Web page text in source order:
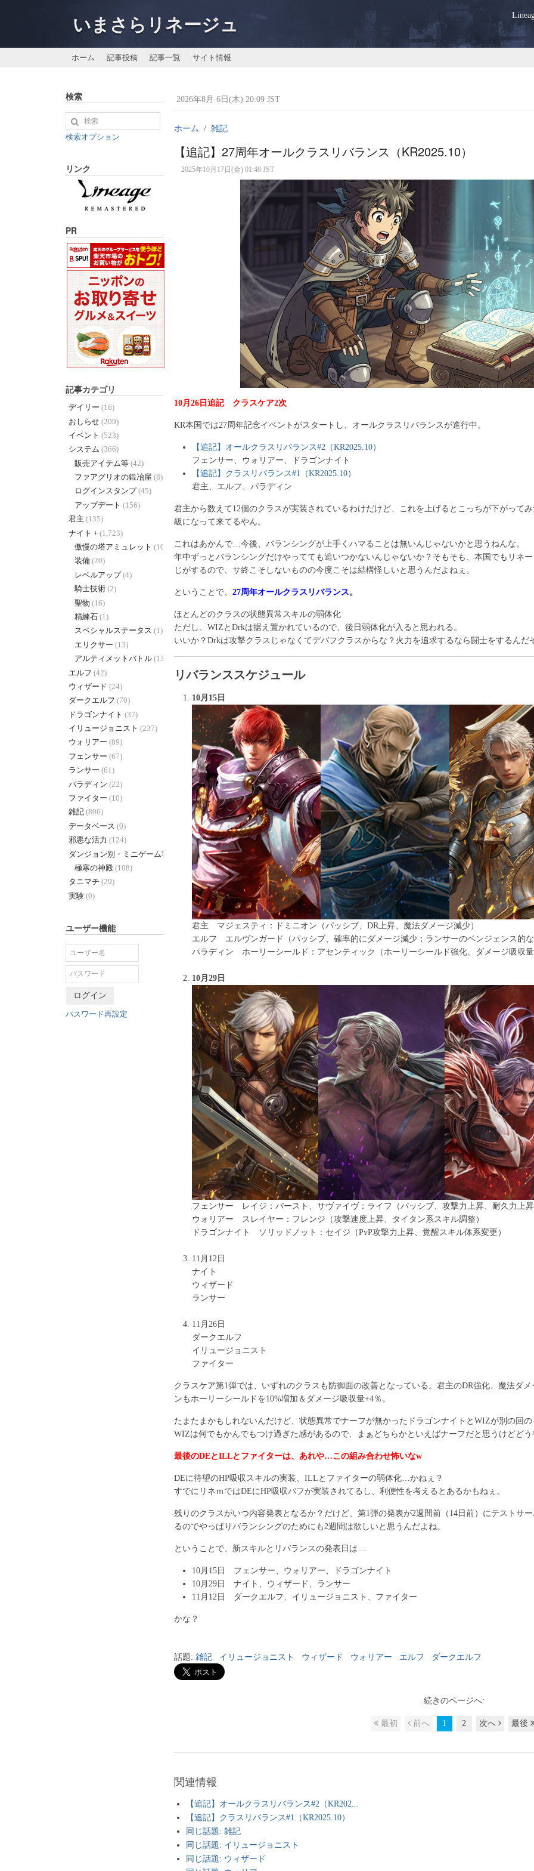
いまさらリネージュ
ホーム 記事投稿 記事一覧 サイト情報
2026年8月 6日(木) 20:09 JST
ホーム 雑記
【追記】27周年オールクラスリバランス（KR2025.10）
2025年10月17日(金) 01:48 JST
10月26日追記 クラスケア2次
KR本国では27周年記念イベントがスタートし、オールクラスリバランスが進行中。
【追記】オールクラスリバランス#2（KR2025.10）
フェンサー、ウォリアー、ドラゴンナイト
【追記】クラスリバランス#1（KR2025.10）
君主、エルフ、パラディン
君主から数えて12個のクラスが実装されているわけだけど、これを上げるとこっちが下がって
級になって来てるやん。
これはあかんで…今後、バランシングが上手くハマることは無いんじゃないかと思うねんな。
年中ずっとバランシングだけやってても追いつかないんじゃないか？そもそも、本国でもリネ
じがするので、サ終こそしないものの今度こそは結構怪しいと思うんだよねぇ。
ということで、 27周年オールクラスリバランス。
ほとんどのクラスの状態異常スキルの弱体化
ただし、WIZとDrkは据え置かれているので、後日弱体化が入ると思われる。
いいか？Drkは攻撃クラスじゃなくてデバフクラスからな？火力を追求するなら闘士をするんだ
リバランススケジュール
10月15日
君主 マジェスティ：ドミニオン（パッシブ、DR上昇、魔法ダメージ減少）
エルフ エルヴンガード（パッシブ、確率的にダメージ減少；ランサーのベンジェンス的
パラディン ホーリーシールド：アセンティック（ホーリーシールド強化、ダメージ吸収
10月29日
フェンサー レイジ：バースト、サヴァイヴ：ライフ（パッシブ、攻撃力上昇、耐久力上
ウォリアー スレイヤー：フレンジ（攻撃速度上昇、タイタン系スキル調整）
ドラゴンナイト ソリッドノット：セイジ（PvP攻撃力上昇、覚醒スキル体系変更）
11月12日
ナイト
ウィザード
ランサー
11月26日
ダークエルフ
イリュージョニスト
ファイター
クラスケア第1弾では、いずれのクラスも防御面の改善となっている。君主のDR強化、魔法ダ
ンもホーリーシールドを10%増加＆ダメージ吸収量+4％。
たまたまかもしれないんだけど、状態異常でナーフが無かったドラゴンナイトとWIZが別の回
WIZは何でもかんでもつけ過ぎた感があるので、まぁどちらかといえばナーフだと思うけどど
最後のDEとILLとファイターは、あれや…この組み合わせ怖いなw
DEに待望のHP吸収スキルの実装、ILLとファイターの弱体化…かねぇ？
すでにリネｍではDEにHP吸収バフが実装されてるし、利便性を考えるとあるかもねぇ。
残りのクラスがいつ内容発表となるか？だけど、第1弾の発表が2週間前（14日前）にテストサ
るのでやっぱりバランシングのためにも2週間は欲しいと思うんだよね。
ということで、新スキルとリバランスの発表日は…
10月15日 フェンサー、ウォリアー、ドラゴンナイト
10月29日 ナイト、ウィザード、ランサー
11月12日 ダークエルフ、イリュージョニスト、ファイター
かな？
話題: 雑記 イリュージョニスト ウィザード ウォリアー エルフ ダークエルフ
続きのページへ:
最初 前へ 1 2 次へ 最後
関連情報
【追記】オールクラスリバランス#2（KR202...
【追記】クラスリバランス#1（KR2025.10）
同じ話題: 雑記
同じ話題: イリュージョニスト
同じ話題: ウィザード
検索
検索オプション
リンク
PR
記事カテゴリ
デイリー (16)
おしらせ (209)
イベント (523)
システム (366)
販売アイテム等 (42)
ファアグリオの鍛冶屋 (8)
ログインスタンプ (45)
アップデート (156)
君主 (135)
ナイト + (1,723)
傲慢の塔アミュレット (10)
装備 (20)
レベルアップ (4)
騎士技術 (2)
聖物 (16)
精練石 (1)
スペシャルステータス (1)
エリクサー (13)
アルティメットバトル (130)
エルフ (42)
ウィザード (24)
ダークエルフ (70)
ドラゴンナイト (37)
イリュージョニスト (237)
ウォリアー (89)
フェンサー (67)
ランサー (61)
パラディン (22)
ファイター (10)
雑記 (806)
データベース (0)
邪悪な活力 (124)
ダンジョン別・ミニゲーム等 +
(338)
極寒の神殿 (108)
タニマチ (29)
実験 (0)
ユーザー機能
ログイン
パスワード再設定